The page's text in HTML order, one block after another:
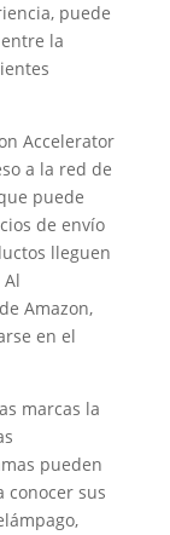
puede
la
Accelerator
a la red de
puede
de envío
lleguen
Amazon,
en el
marcas la
pueden
conocer sus